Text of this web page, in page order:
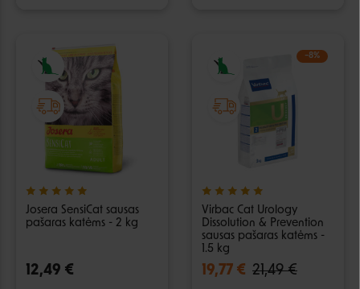
Josera SensiCat sausas
pašaras katėms - 2 kg
12,49 €
−8%
Virbac Cat Urology
Dissolution & Prevention
sausas pašaras katėms -
1.5 kg
19,77 € 21,49 €